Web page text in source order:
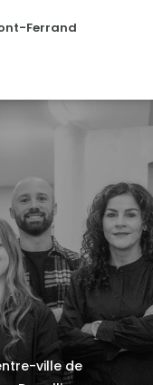
Ferrand
ville de